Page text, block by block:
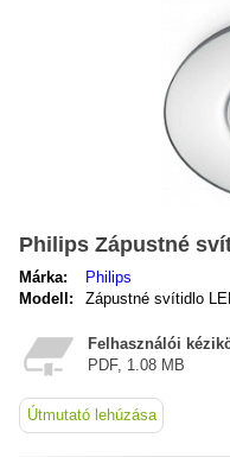
Philips Zápustné
Márka:
Philips
Modell:
Zápustné svítidlo
Felhasználói
PDF, 1.08 MB
Útmutató lehúzása